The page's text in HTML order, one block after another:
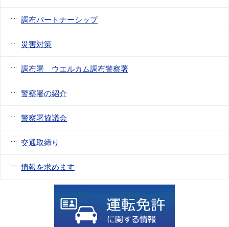
調布パートナーシップ
災害対策
調布署 ウエルカム調布警察署
警察署の紹介
警察署協議会
交通取締り
情報を求めます